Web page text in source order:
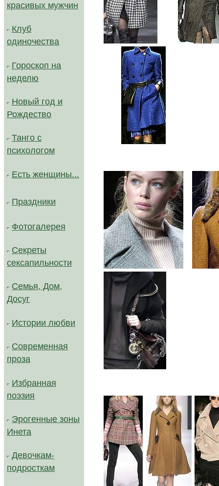
красивых мужчин
Клуб
одиночества
Гороскоп на
неделю
Новый год и
Рождество
Танго с
психологом
Есть женщины...
Праздники
Фотогалерея
Секреты
сексапильности
Семья, Дом,
Досуг
Истории любви
Современная
проза
Избранная
поэзия
Эрогенные зоны
Инета
Девочкам-
подросткам